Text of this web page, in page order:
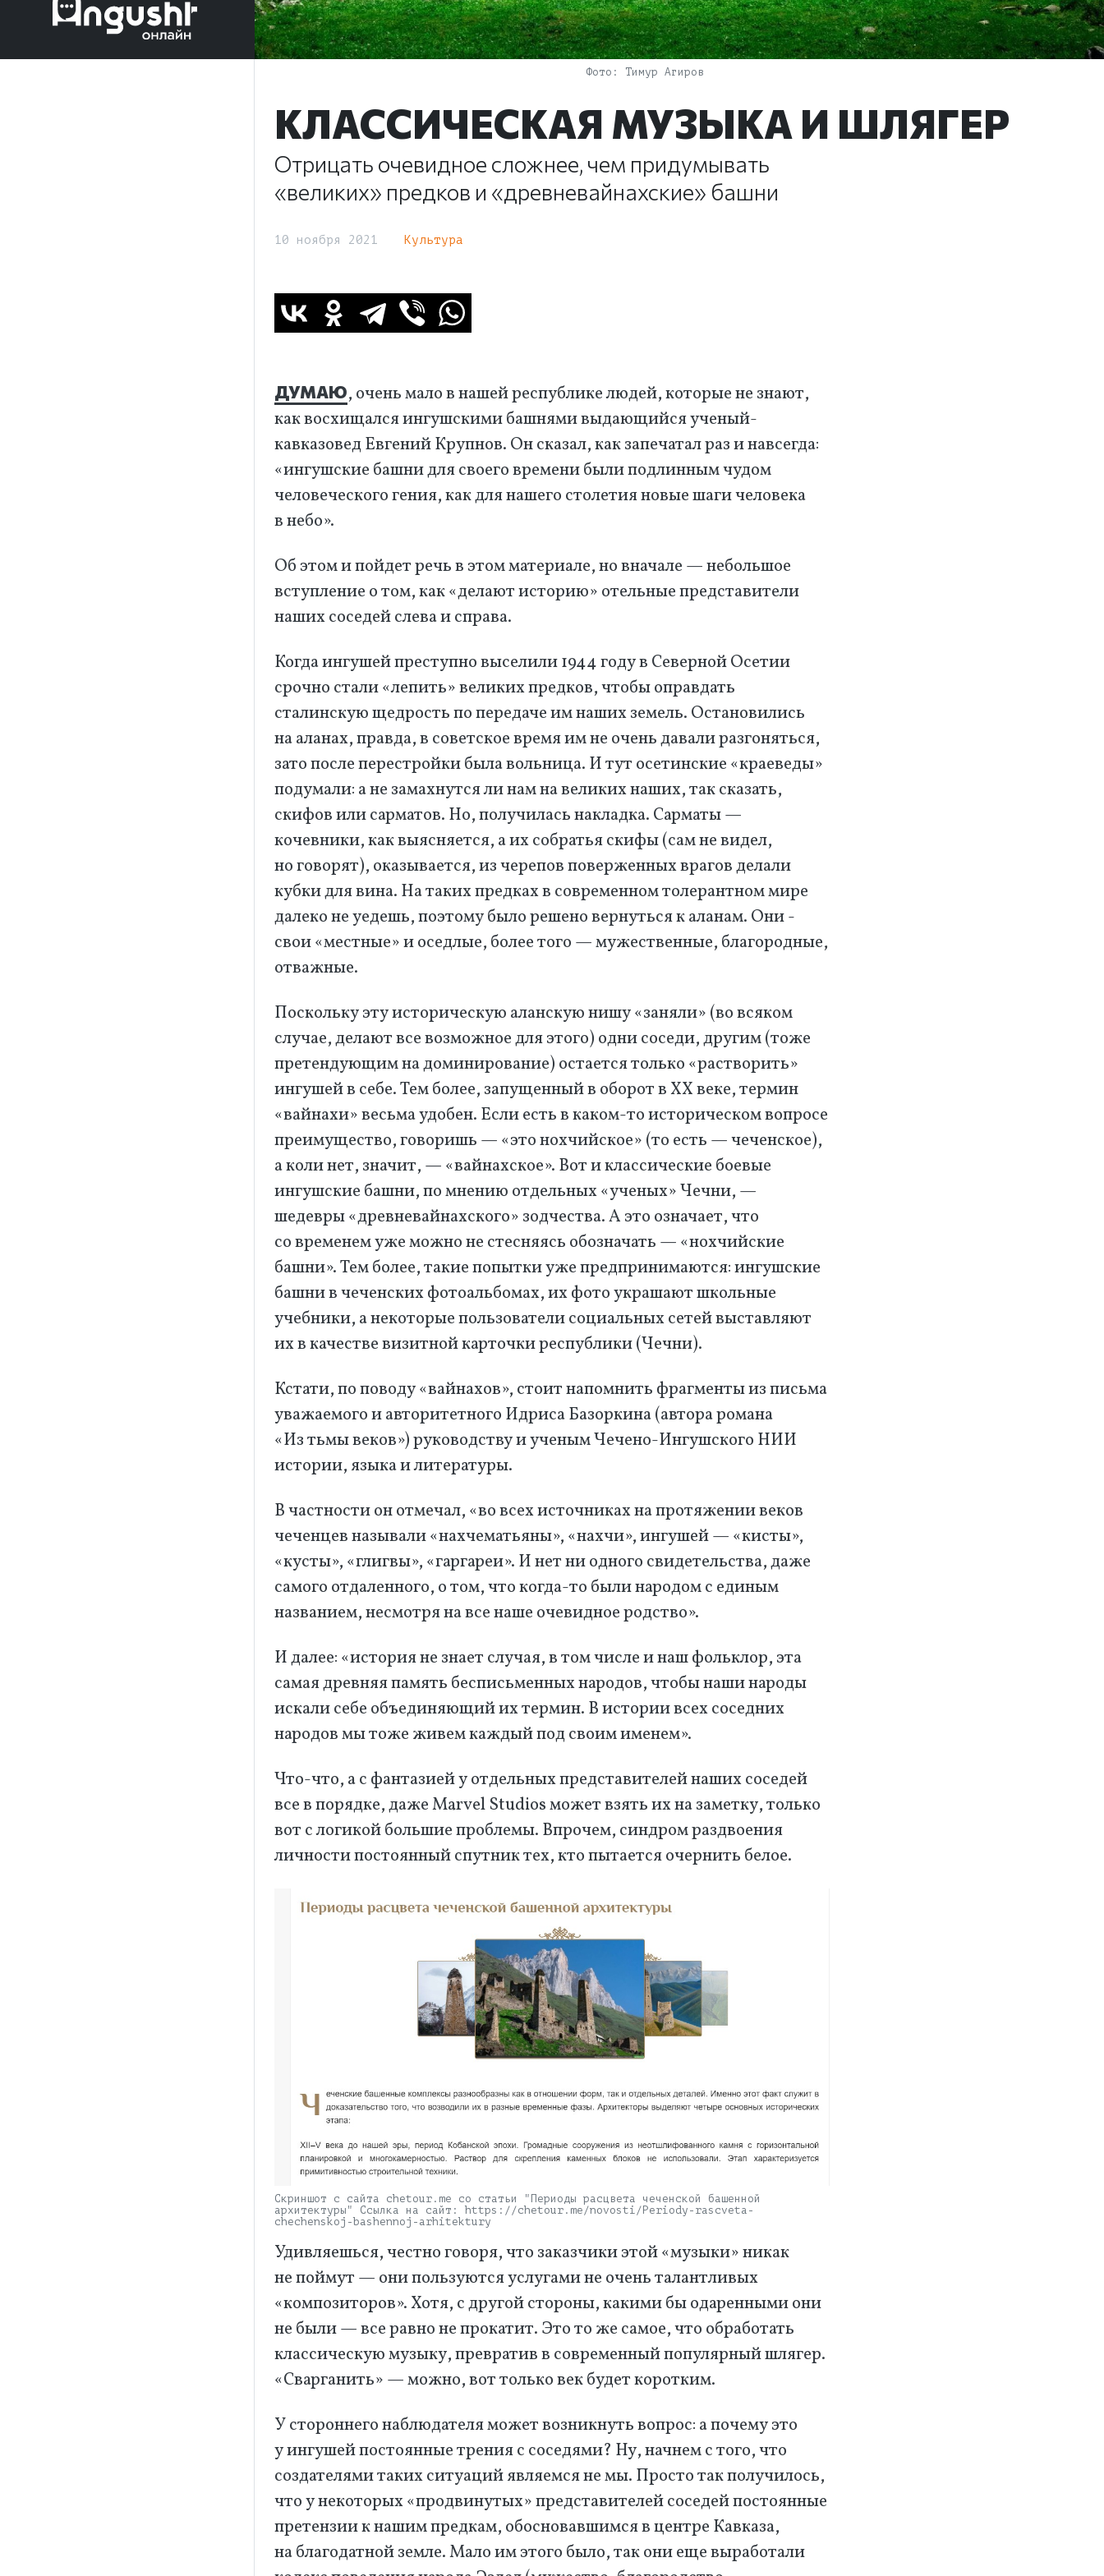
Тимур Агиров
КЛАССИЧЕСКАЯ МУЗЫКА И ШЛЯГЕР
Отрицать очевидное сложнее, чем придумывать
«великих» предков и «древневайнахские» башни
10 ноября 2021 Культура
ДУМАЮ, очень мало в нашей республике людей, которые не знают,
как восхищался ингушскими башнями выдающийся ученый-
кавказовед Евгений Крупнов. Он сказал, как запечатал раз и навсегда:
«ингушские башни для своего времени были подлинным чудом
человеческого гения, как для нашего столетия новые шаги человека
в небо».
Об этом и пойдет речь в этом материале, но вначале — небольшое
вступление о том, как «делают историю» отельные представители
наших соседей слева и справа.
Когда ингушей преступно выселили 1944 году в Северной Осетии
срочно стали «лепить» великих предков, чтобы оправдать
сталинскую щедрость по передаче им наших земель. Остановились
на аланах, правда, в советское время им не очень давали разгоняться,
зато после перестройки была вольница. И тут осетинские «краеведы»
подумали: а не замахнутся ли нам на великих наших, так сказать,
скифов или сарматов. Но, получилась накладка. Сарматы —
кочевники, как выясняется, а их собратья скифы (сам не видел,
но говорят), оказывается, из черепов поверженных врагов делали
кубки для вина. На таких предках в современном толерантном мире
далеко не уедешь, поэтому было решено вернуться к аланам. Они -
свои «местные» и оседлые, более того — мужественные, благородные,
отважные.
Поскольку эту историческую аланскую нишу «заняли» (во всяком
случае, делают все возможное для этого) одни соседи, другим (тоже
претендующим на доминирование) остается только «растворить»
ингушей в себе. Тем более, запущенный в оборот в XX веке, термин
«вайнахи» весьма удобен. Если есть в каком-то историческом вопросе
преимущество, говоришь — «это нохчийское» (то есть — чеченское),
а коли нет, значит, — «вайнахское». Вот и классические боевые
ингушские башни, по мнению отдельных «ученых» Чечни, —
шедевры «древневайнахского» зодчества. А это означает, что
со временем уже можно не стесняясь обозначать — «нохчийские
башни». Тем более, такие попытки уже предпринимаются: ингушские
башни в чеченских фотоальбомах, их фото украшают школьные
учебники, а некоторые пользователи социальных сетей выставляют
их в качестве визитной карточки республики (Чечни).
Кстати, по поводу «вайнахов», стоит напомнить фрагменты из письма
уважаемого и авторитетного Идриса Базоркина (автора романа
«Из тьмы веков») руководству и ученым Чечено-Ингушского НИИ
истории, языка и литературы.
В частности он отмечал, «во всех источниках на протяжении веков
чеченцев называли «нахчематьяны», «нахчи», ингушей — «кисты»,
«кусты», «глигвы», «гаргареи». И нет ни одного свидетельства, даже
самого отдаленного, о том, что когда-то были народом с единым
названием, несмотря на все наше очевидное родство».
И далее: «история не знает случая, в том числе и наш фольклор, эта
самая древняя память бесписьменных народов, чтобы наши народы
искали себе объединяющий их термин. В истории всех соседних
народов мы тоже живем каждый под своим именем».
Что-что, а с фантазией у отдельных представителей наших соседей
все в порядке, даже Marvel Studios может взять их на заметку, только
вот с логикой большие проблемы. Впрочем, синдром раздвоения
личности постоянный спутник тех, кто пытается очернить белое.
Скриншот с сайта chetour.me со статьи "Периоды расцвета чеченской башенной
архитектуры"
Ссылка на сайт: https://chetour.me/novosti/Periody-rascveta-
chechenskoj-bashennoj-arhitektury
Удивляешься, честно говоря, что заказчики этой «музыки» никак
не поймут — они пользуются услугами не очень талантливых
«композиторов». Хотя, с другой стороны, какими бы одаренными они
не были — все равно не прокатит. Это то же самое, что обработать
классическую музыку, превратив в современный популярный шлягер.
«Сварганить» — можно, вот только век будет коротким.
У стороннего наблюдателя может возникнуть вопрос: а почему это
у ингушей постоянные трения с соседями? Ну, начнем с того, что
создателями таких ситуаций являемся не мы. Просто так получилось,
что у некоторых «продвинутых» представителей соседей постоянные
претензии к нашим предкам, обосновавшимся в центре Кавказа,
на благодатной земле. Мало им этого было, так они еще выработали